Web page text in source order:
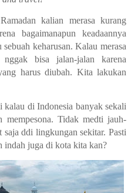
kalian merasa kurang
bagaimanapun keadaannya
keharusan. Kalau merasa
bisa jalan-jalan karena
harus diubah. Kita lakukan
kalau di Indonesia banyak sekali
mempesona. Tidak medti jauh-
ddi lingkungan sekitar. Pasti
indah juga di kota kita kan?